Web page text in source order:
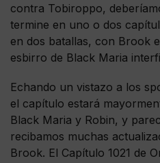
contra Tobiroppo,
termine en uno o dos
en dos batallas, con Brook
esbirro de Black Maria
Echando un vistazo a los
el capítulo estará
Black Maria y Robin, y
recibamos muchas
Brook. El Capítulo 1021 de